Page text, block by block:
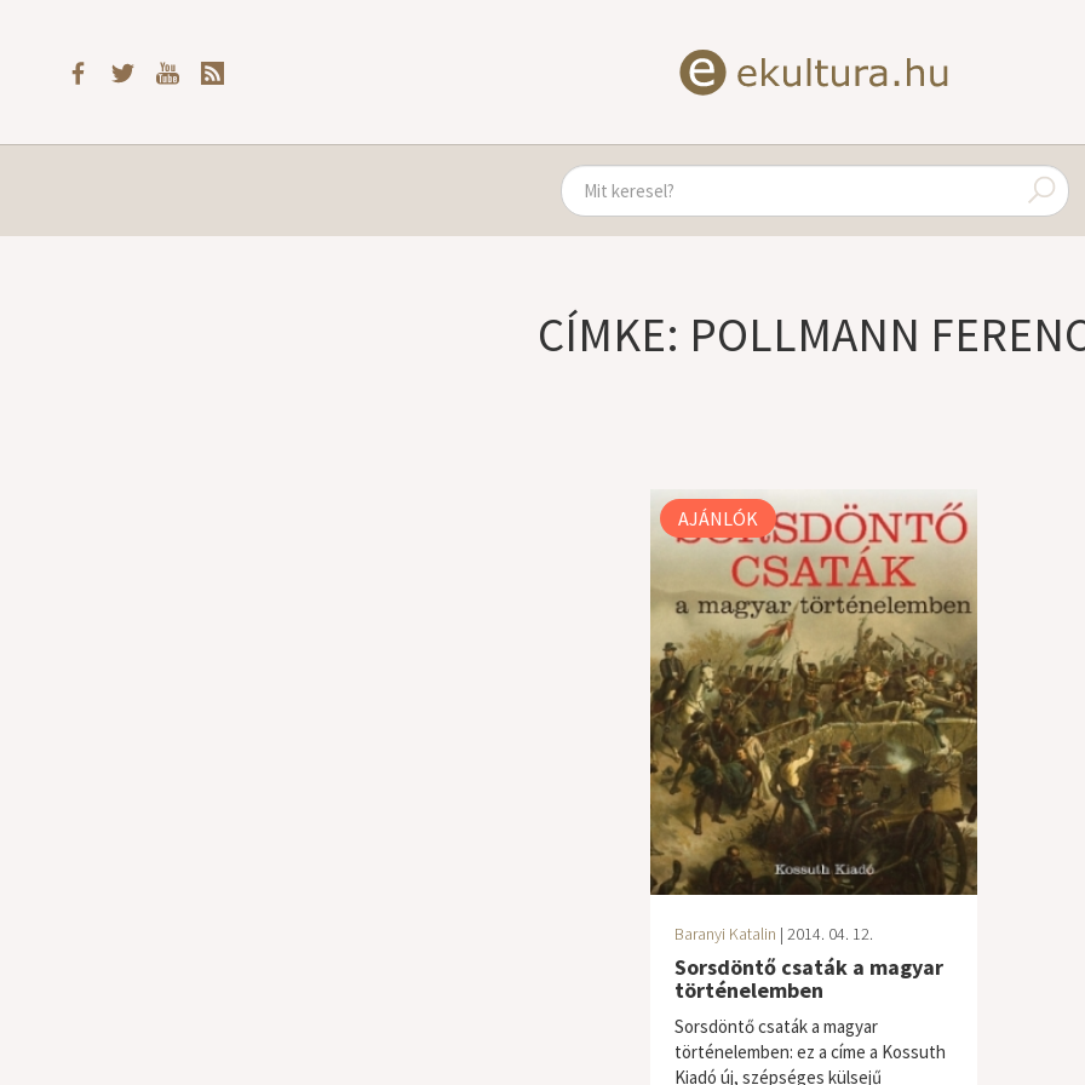
CÍMKE: POLLMANN
AJÁNLÓK
Baranyi Katalin | 2014. 04. 12.
Sorsdöntő csaták a magyar
történelemben
Sorsdöntő csaták a magyar
történelemben: ez a címe a Kossuth
Kiadó új, szépséges külsejű